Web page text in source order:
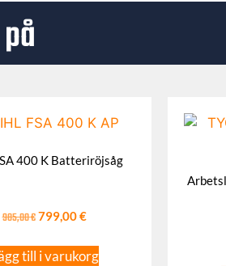
400 K Batteriröjsåg
985,00€ 799,00€
till i varukorg